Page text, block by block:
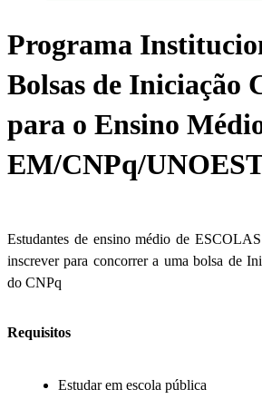
Programa
Bolsas de Iniciação
para o Ensino
EM/CNPq/
Estudantes de ensino médio de
inscrever para concorrer a uma bolsa de
do CNPq
Requisitos
Estudar em escola pública